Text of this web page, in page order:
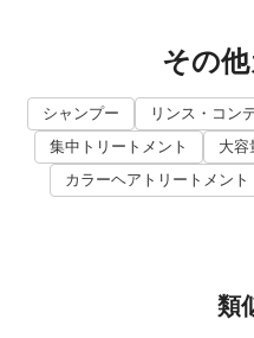
その
シャンプー リンス・コン
集中トリートメント
大容
カラーヘアトリートメント
類